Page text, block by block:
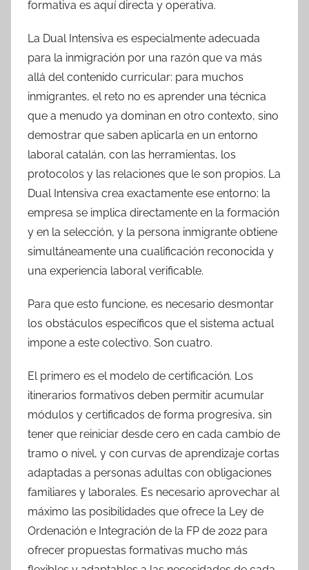
formativa es aquí directa y operativa.
La Dual Intensiva es especialmente adecuada
para la inmigración por una razón que va más
allá del contenido curricular: para muchos
inmigrantes, el reto no es aprender una técnica
que a menudo ya dominan en otro contexto, sino
demostrar que saben aplicarla en un entorno
laboral catalán, con las herramientas, los
protocolos y las relaciones que le son propios. La
Dual Intensiva crea exactamente ese entorno: la
empresa se implica directamente en la formación
y en la selección, y la persona inmigrante obtiene
simultáneamente una cualificación reconocida y
una experiencia laboral verificable.
Para que esto funcione, es necesario desmontar
los obstáculos específicos que el sistema actual
impone a este colectivo. Son cuatro.
El primero es el modelo de certificación. Los
itinerarios formativos deben permitir acumular
módulos y certificados de forma progresiva, sin
tener que reiniciar desde cero en cada cambio de
tramo o nivel, y con curvas de aprendizaje cortas
adaptadas a personas adultas con obligaciones
familiares y laborales. Es necesario aprovechar al
máximo las posibilidades que ofrece la Ley de
Ordenación e Integración de la FP de 2022 para
ofrecer propuestas formativas mucho más